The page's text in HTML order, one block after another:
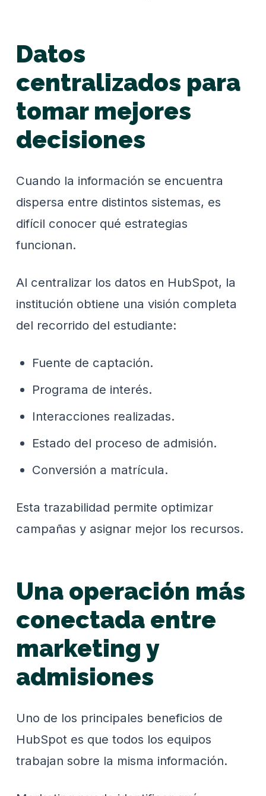
Datos
centralizados para
tomar mejores
decisiones
Cuando la información se encuentra
dispersa entre distintos sistemas, es
difícil conocer qué estrategias
funcionan.
Al centralizar los datos en HubSpot, la
institución obtiene una visión completa
del recorrido del estudiante:
Fuente de captación.
Programa de interés.
Interacciones realizadas.
Estado del proceso de admisión.
Conversión a matrícula.
Esta trazabilidad permite optimizar
campañas y asignar mejor los recursos.
Una operación más
conectada entre
marketing y
admisiones
Uno de los principales beneficios de
HubSpot es que todos los equipos
trabajan sobre la misma información.